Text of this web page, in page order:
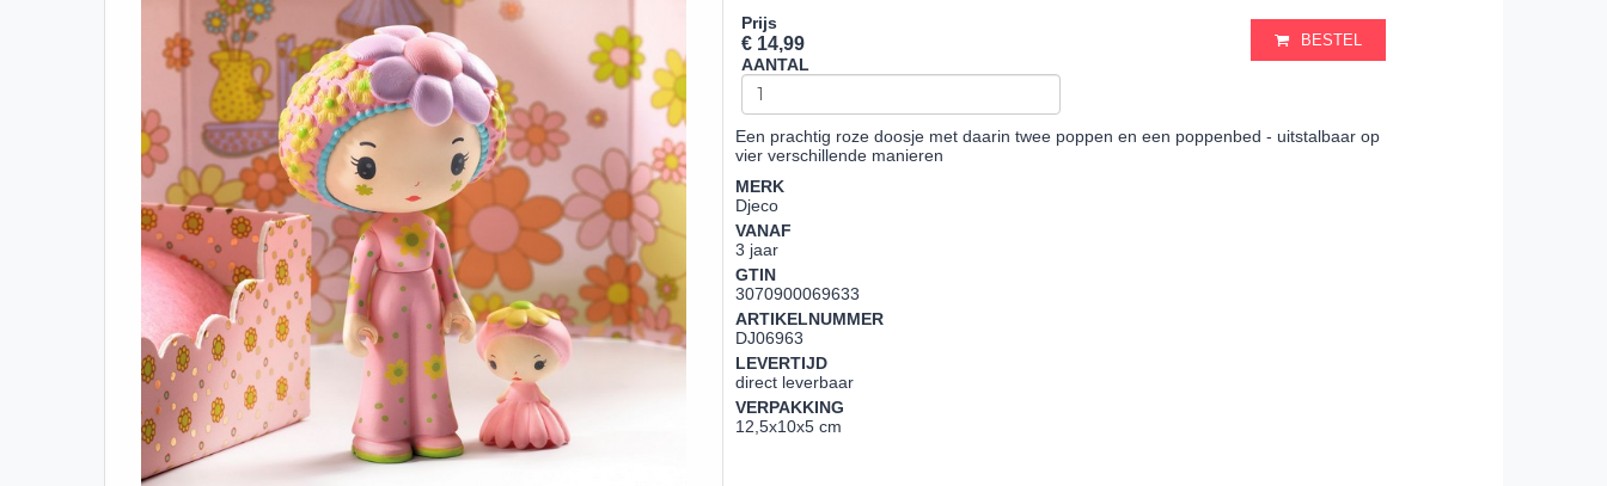
Prijs
€ 14,99
AANTAL
BESTEL
Een prachtig roze doosje met daarin twee poppen en een poppenbed - uitstalbaar op
vier verschillende manieren
MERK
Djeco
VANAF
3 jaar
GTIN
3070900069633
ARTIKELNUMMER
DJ06963
LEVERTIJD
direct leverbaar
VERPAKKING
12,5x10x5 cm